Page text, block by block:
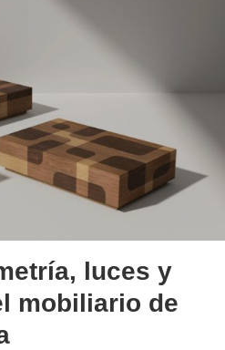
luces y
mobiliario de